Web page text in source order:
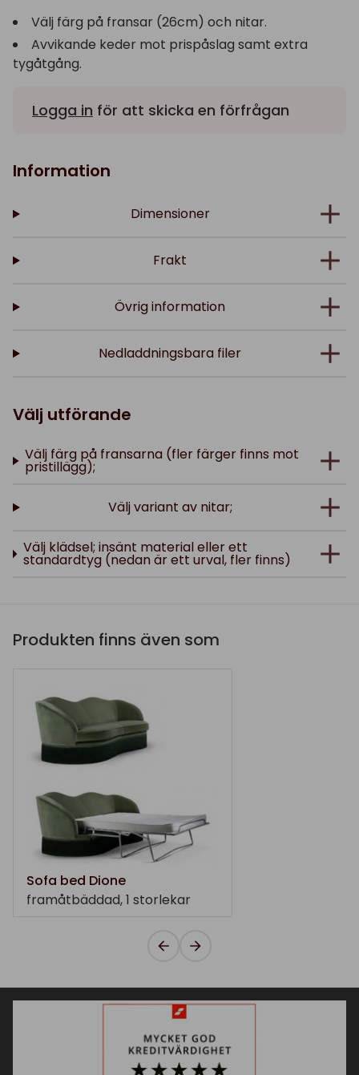
Välj färg på fransar (26cm) och nitar.
Avvikande keder mot prispåslag samt extra
tygåtgång.
Logga in för att skicka en förfrågan
Information
Dimensioner
Frakt
Övrig information
Nedladdningsbara filer
Välj utförande
Välj färg på fransarna (fler färger finns mot
pristillägg);
Välj variant av nitar;
Välj klädsel; insänt material eller ett
standardtyg (nedan är ett urval, fler finns)
Produkten finns även som
Sofa bed Dione
framåtbäddad, 1 storlekar